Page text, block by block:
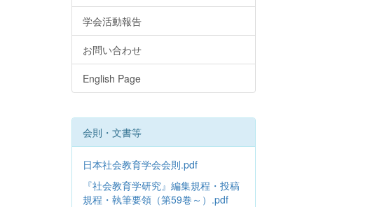
学会活動報告
お問い合わせ
English Page
会則・文書等
日本社会教育学会会則.pdf
『社会教育学研究』編集規程・投稿
規程・執筆要領（第59巻～）.pdf